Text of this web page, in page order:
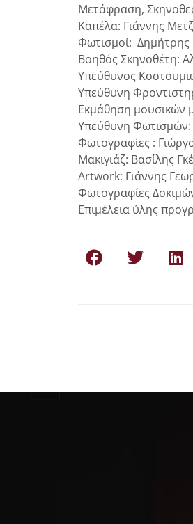
Μετάφραση,
Καπέλα: Γιάννης
Φωτισμοί: Δημήτρης
Βοηθός Σκηνοθέτη:
Υπεύθυνος
Υπεύθυνη
Εκμάθηση μουσικών
Υπεύθυνη
Φωτογραφίες :
Μακιγιάζ: Βασίλης
Artwork: Γιάννης
Φωτογραφίες
Επιμέλεια ύλης